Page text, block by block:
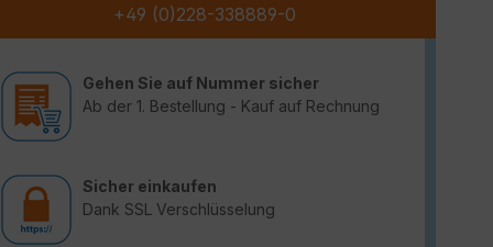
+49 (0)228-338889-0
Gehen Sie auf Nummer sicher
Ab der 1. Bestellung - Kauf auf Rechnung
Sicher einkaufen
Dank SSL Verschlüsselung